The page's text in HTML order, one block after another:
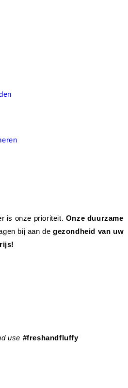
is onze prioriteit. Onze duurzame
bij aan de gezondheid van uw
use #freshandfluffy